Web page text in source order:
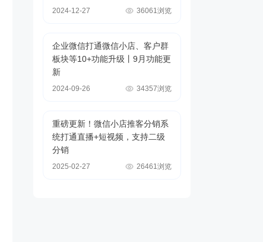
2024-12-27 36061浏览
企业微信打通微信小店、客户群
板块等10+功能升级丨9月功能更
新
2024-09-26 34357浏览
重磅更新！微信小店推客分销系
统打通直播+短视频，支持二级
分销
2025-02-27 26461浏览